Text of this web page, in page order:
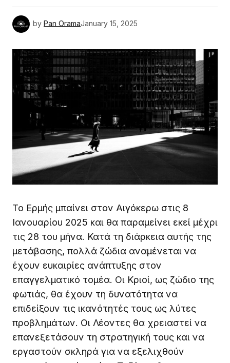
by Pan OramaJanuary 15, 2025
Το Ερμής μπαίνει στον Αιγόκερω στις 8
Ιανουαρίου 2025 και θα παραμείνει εκεί μέχρι
τις 28 του μήνα. Κατά τη διάρκεια αυτής της
μετάβασης, πολλά ζώδια αναμένεται να
έχουν ευκαιρίες ανάπτυξης στον
επαγγελματικό τομέα. Οι Κριοί, ως ζώδιο της
φωτιάς, θα έχουν τη δυνατότητα να
επιδείξουν τις ικανότητές τους ως λύτες
προβλημάτων. Οι Λέοντες θα χρειαστεί να
επανεξετάσουν τη στρατηγική τους και να
εργαστούν σκληρά για να εξελιχθούν